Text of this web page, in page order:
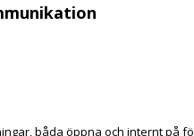
båda öppna och internt på